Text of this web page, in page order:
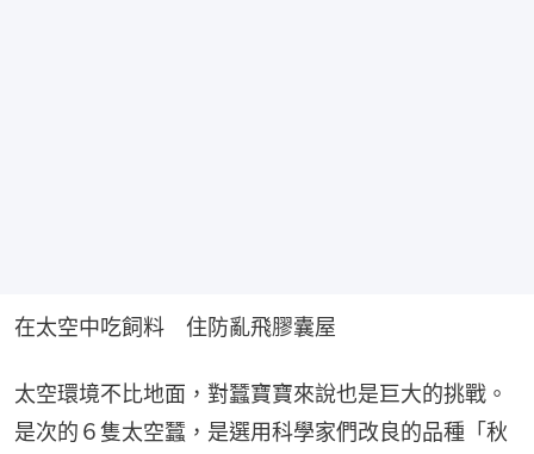
在太空中吃飼料　住防亂飛膠囊屋
太空環境不比地面，對蠶寶寶來說也是巨大的挑戰。
是次的６隻太空蠶，是選用科學家們改良的品種「秋